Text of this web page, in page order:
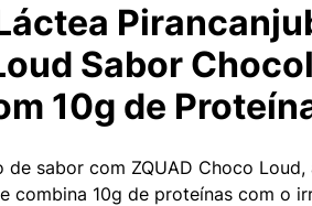
Sabor
10g de
de sabor com ZQUAD Choco
combina 10g de proteínas com o